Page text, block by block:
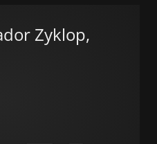
Zyklop,